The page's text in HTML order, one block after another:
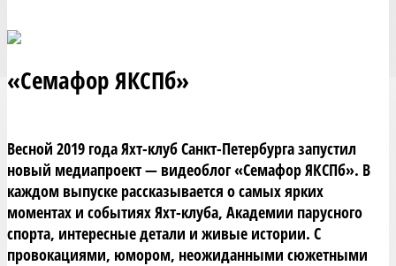
«Семафор ЯКСПб»
Весной 2019 года Яхт-клуб Санкт-Петербурга запустил
новый медиапроект — видеоблог «Семафор ЯКСПб». В
каждом выпуске рассказывается о самых ярких
моментах и событиях Яхт-клуба, Академии парусного
спорта, интересные детали и живые истории. С
провокациями, юмором, неожиданными сюжетными